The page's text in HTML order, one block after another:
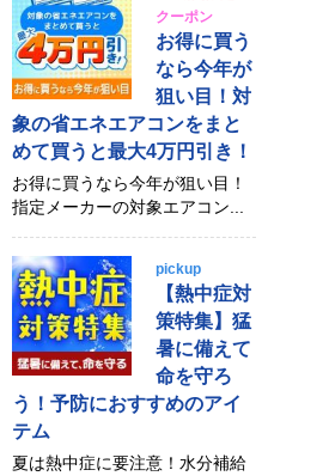
クーポン
お得に買う
なら今年が
狙い目！対
象の省エネエアコンをまと
めて買うと最大4万円引き！
お得に買うなら今年が狙い目！
指定メーカーの対象エアコン...
pickup
【熱中症対
策特集】猛
暑に備えて
命を守ろ
う！予防におすすめのアイ
テム
夏は熱中症に要注意！水分補給